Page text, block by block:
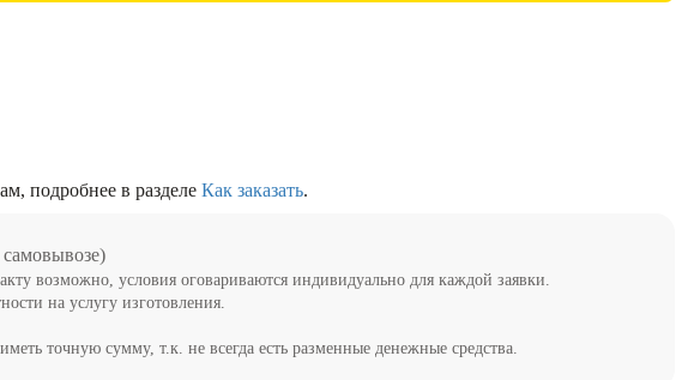
подробнее в разделе Как заказать.
возможно, условия оговариваются индивидуально для каждой заявки.
на услугу изготовления.
точную сумму, т.к. не всегда есть разменные денежные средства.